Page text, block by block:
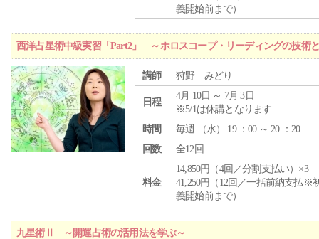
義開始前まで）
西洋占星術中級実習「Part2」 ～ホロスコープ・リーディングの技術
講師 狩野 みどり
日程
4月 10日 ～ 7月 3日
※5/1は休講となります
時間
毎週 （水） 19 ：00 ～ 20 ：20
回数
全12回
料金
14,850円（4回／分割支払い）×3
41,250円（12回／一括前納支払※
義開始前まで）
九星術Ⅱ ～開運占術の活用法を学ぶ～